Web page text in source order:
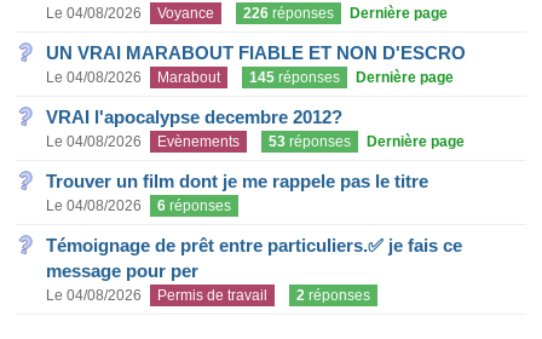
Le 04/08/2026 Voyance 226 réponses Dernière page
UN VRAI MARABOUT FIABLE ET NON D'ESCRO
Le 04/08/2026 Marabout 145 réponses Dernière page
VRAI l'apocalypse decembre 2012?
Le 04/08/2026 Evènements 53 réponses Dernière page
Trouver un film dont je me rappele pas le titre
Le 04/08/2026 6 réponses
Témoignage de prêt entre particuliers.✅ je fais ce
message pour per
Le 04/08/2026 Permis de travail 2 réponses